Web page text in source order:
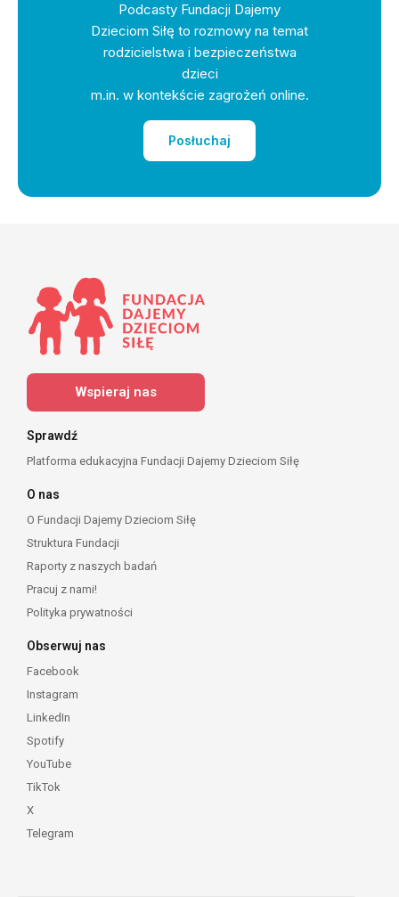
Podcasty Fundacji Dajemy
Dzieciom Siłę to rozmowy na temat
rodzicielstwa i bezpieczeństwa
dzieci
m.in. w kontekście zagrożeń online.
Posłuchaj
Wspieraj nas
Sprawdź
Platforma edukacyjna Fundacji Dajemy Dzieciom Siłę
O nas
O Fundacji Dajemy Dzieciom Siłę
Struktura Fundacji
Raporty z naszych badań
Pracuj z nami!
Polityka prywatności
Obserwuj nas
Facebook
Instagram
LinkedIn
Spotify
YouTube
TikTok
X
Telegram